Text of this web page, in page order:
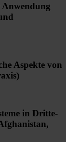
Anwendung
Aspekte von
in Dritte-